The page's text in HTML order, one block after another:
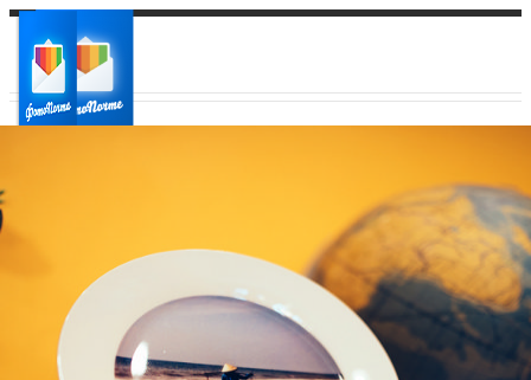
Ваш регион доставки
Выберите из списка: